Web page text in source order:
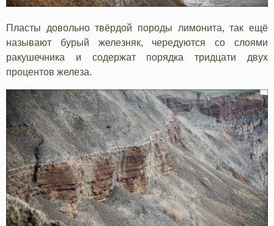
Пласты довольно твёрдой породы лимонита, так ещё
называют бурый железняк, чередуются со слоями
ракушечника и содержат порядка тридцати двух
процентов железа.